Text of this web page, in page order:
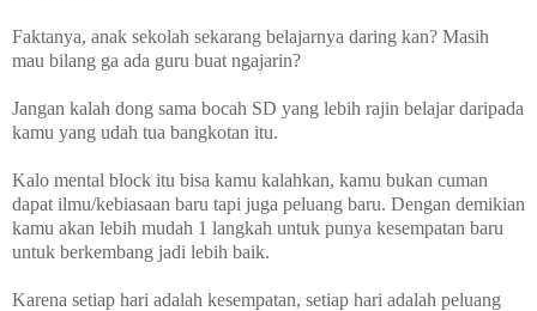
Faktanya, anak sekolah sekarang belajarnya daring kan? Masih
mau bilang ga ada guru buat ngajarin?
Jangan kalah dong sama bocah SD yang lebih rajin belajar daripada
kamu yang udah tua bangkotan itu.
Kalo mental block itu bisa kamu kalahkan, kamu bukan cuman
dapat ilmu/kebiasaan baru tapi juga peluang baru. Dengan demikian
kamu akan lebih mudah 1 langkah untuk punya kesempatan baru
untuk berkembang jadi lebih baik.
Karena setiap hari adalah kesempatan, setiap hari adalah peluang